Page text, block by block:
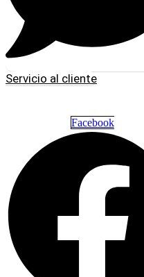
Servicio al cliente
Facebook